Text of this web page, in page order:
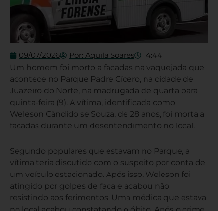
09/07/2026 Por: Aquila Soares 14:44
Um homem foi morto a facadas na vaquejada que
acontece no Parque Padre Cícero, na cidade de
Juazeiro do Norte, na madrugada de quarta para
quinta-feira (9). A vítima, identificada como
Weleson Cândido se Souza, de 28 anos, foi morta a
facadas durante um desentendimento no local.
Segundo populares que estavam no Parque, a
vítima teria discutido com o suspeito por conta de
um veículo estacionado. Após isso, Weleson foi
atingido por golpes de faca e acabou não
resistindo aos ferimentos. Uma médica que estava